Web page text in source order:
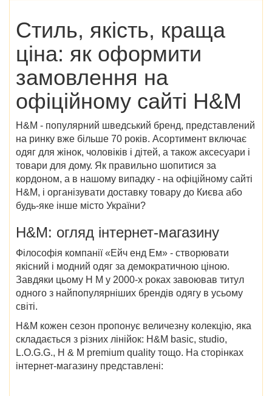
Стиль, якість, краща
ціна: як оформити
замовлення на
офіційному сайті H&M
H&M - популярний шведський бренд, представлений
на ринку вже більше 70 років. Асортимент включає
одяг для жінок, чоловіків і дітей, а також аксесуари і
товари для дому. Як правильно шопитися за
кордоном, а в нашому випадку - на офіційному сайті
H&M, і організувати доставку товару до Києва або
будь-яке інше місто України?
H&M: огляд інтернет-магазину
Філософія компанії «Ейч енд Ем» - створювати
якісний і модний одяг за демократичною ціною.
Завдяки цьому H M у 2000-х роках завоював титул
одного з найпопулярніших брендів одягу в усьому
світі.
H&M кожен сезон пропонує величезну колекцію, яка
складається з різних лінійок: H&M basic, studio,
L.O.G.G., H & M premium quality тощо. На сторінках
інтернет-магазину представлені: